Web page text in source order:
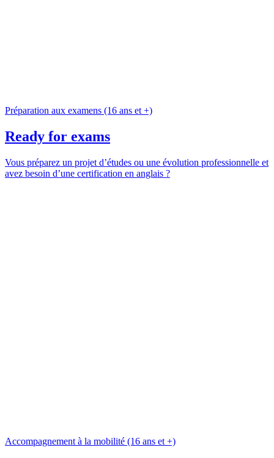
Préparation aux examens (16 ans et +)
Ready for exams
Vous préparez un projet d’études ou une évolution professionnelle et
avez besoin d’une certification en anglais ?
Accompagnement à la mobilité (16 ans et +)